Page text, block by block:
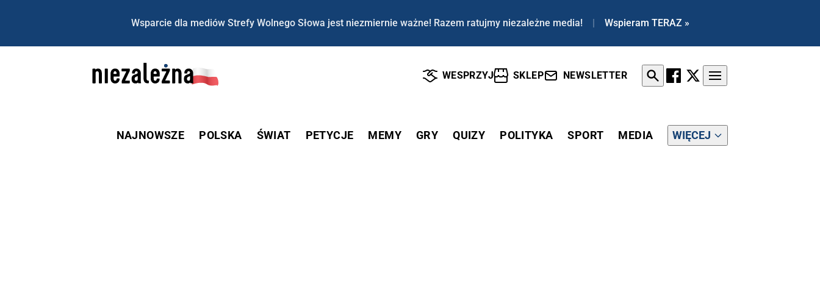
Wsparcie dla mediów Strefy Wolnego Słowa jest niezmiernie ważne! Razem ratujmy niezależne media! | Wspieram TERAZ »
WESPRZYJ SKLEP NEWSLETTER
NAJNOWSZE POLSKA ŚWIAT PETYCJE MEMY GRY QUIZY POLITYKA SPORT MEDIA WIĘCEJ